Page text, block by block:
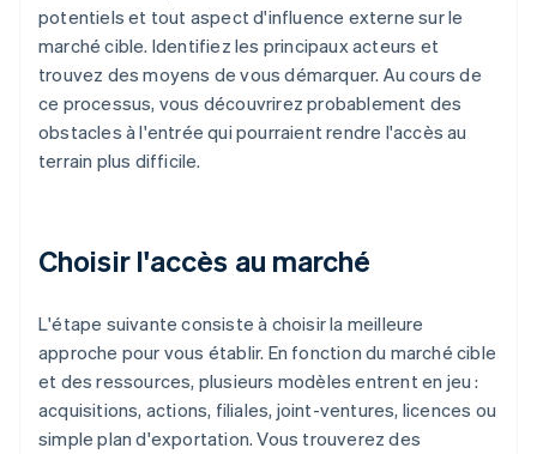
potentiels et tout aspect d'influence externe sur le
marché cible. Identifiez les principaux acteurs et
trouvez des moyens de vous démarquer. Au cours de
ce processus, vous découvrirez probablement des
obstacles à l'entrée qui pourraient rendre l'accès au
terrain plus difficile.
Choisir l'accès au marché
L'étape suivante consiste à choisir la meilleure
approche pour vous établir. En fonction du marché cible
et des ressources, plusieurs modèles entrent en jeu :
acquisitions, actions, filiales, joint-ventures, licences ou
simple plan d'exportation. Vous trouverez des